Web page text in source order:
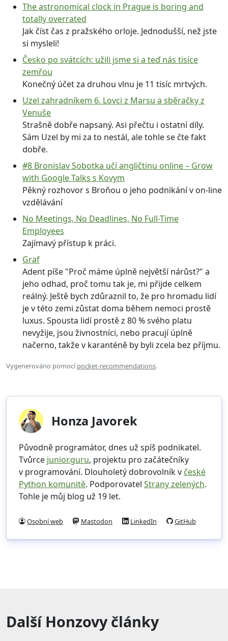
The astronomical clock in Prague is boring and
totally overrated
Jak číst čas z pražského orloje. Jednodušší, než jste
si mysleli!
Česko po svátcích: užili jsme si a teď nás tisíce
zemřou
Konečný účet za druhou vlnu je 11 tisíc mrtvých.
Uzel zahradníkem 6. Lovci z Marsu a sběračky z
Venuše
Strašně dobře napsaný. Asi přečtu i ostatní díly.
Sám Uzel by mi za to nestál, ale tohle se čte fakt
dobře.
#8 Bronislav Sobotka učí angličtinu online – Grow
with Google Talks s Kovym
Pěkný rozhovor s Broňou o jeho podnikání v on-line
vzdělávání
No Meetings, No Deadlines, No Full-Time
Employees
Zajímavý přístup k práci.
Graf
Adent píše "Proč máme úplně největší nárůst?" a
jeho odhad, proč tomu tak je, mi přijde celkem
reálný. Ještě bych zdůraznil to, že pro hromadu lidí
je v této zemi zůstat doma během nemoci prostě
luxus. Spousta lidí prostě z 80 % svého platu
nevyžije, jsou živnostníci, nebo pracují úplně
načerno, takže v karanténě by byli zcela bez příjmu.
Vygenerováno pomocípocket-recommendations.
Honza Javorek
Původně programátor, dnes už spíš podnikatel.
Tvůrce junior.guru, projektu pro začátečníky
v programování. Dlouholetý dobrovolník v české
Python komunitě. Podporovatel Strany zelených.
Tohle je můj blog už 19 let.
Osobní web Mastodon LinkedIn GitHub
Další Honzovy články